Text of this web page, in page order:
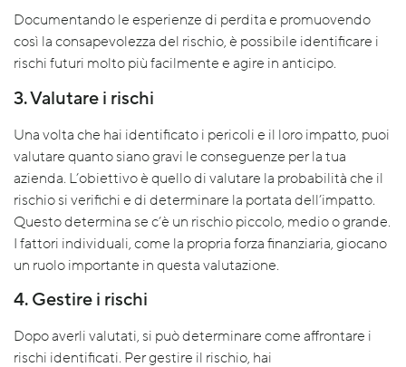
Documentando le esperienze di perdita e promuovendo
così la consapevolezza del rischio, è possibile identificare i
rischi futuri molto più facilmente e agire in anticipo.
3. Valutare i rischi
Una volta che hai identificato i pericoli e il loro impatto, puoi
valutare quanto siano gravi le conseguenze per la tua
azienda. L’obiettivo è quello di valutare la probabilità che il
rischio si verifichi e di determinare la portata dell’impatto.
Questo determina se c’è un rischio piccolo, medio o grande.
I fattori individuali, come la propria forza finanziaria, giocano
un ruolo importante in questa valutazione.
4. Gestire i rischi
Dopo averli valutati, si può determinare come affrontare i
rischi identificati. Per gestire il rischio, hai